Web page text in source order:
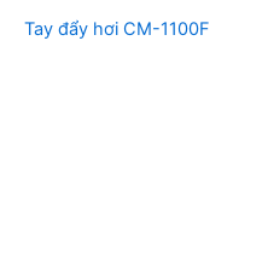
Tay đẩy hơi CM-1100F